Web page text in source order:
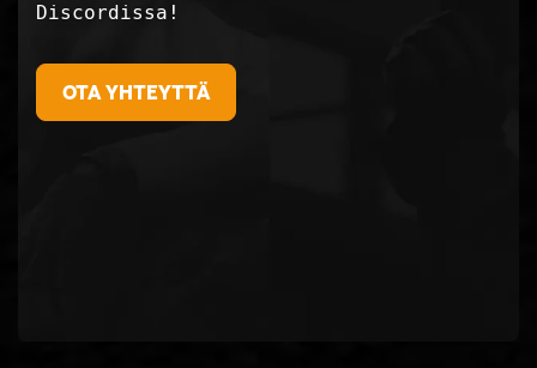
Discordissa!
Ota yhteyttä